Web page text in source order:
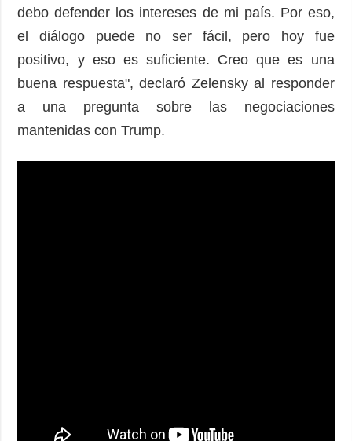
debo defender los intereses de mi país. Por eso,
el diálogo puede no ser fácil, pero hoy fue
positivo, y eso es suficiente. Creo que es una
buena respuesta", declaró Zelensky al responder
a una pregunta sobre las negociaciones
mantenidas con Trump.